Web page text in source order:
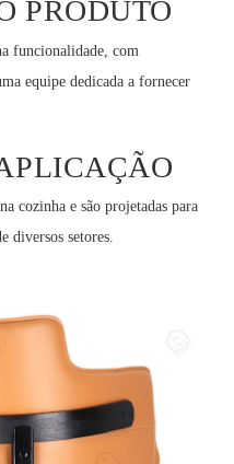
PRODUTO
funcionalidade, com
equipe dedicada a fornecer
cozinha e são projetadas para
diversos setores.